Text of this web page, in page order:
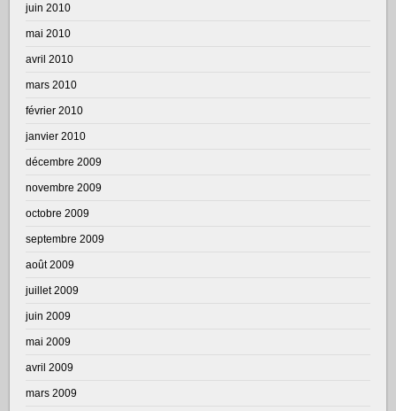
juin 2010
mai 2010
avril 2010
mars 2010
février 2010
janvier 2010
décembre 2009
novembre 2009
octobre 2009
septembre 2009
août 2009
juillet 2009
juin 2009
mai 2009
avril 2009
mars 2009